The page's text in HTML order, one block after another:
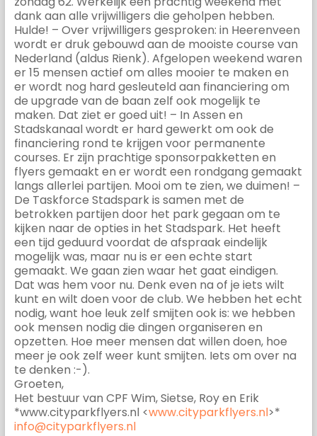
dank aan alle vrijwilligers die geholpen hebben.
Hulde! – Over vrijwilligers gesproken: in Heerenveen
wordt er druk gebouwd aan de mooiste course van
Nederland (aldus Rienk). Afgelopen weekend waren
er 15 mensen actief om alles mooier te maken en
er wordt nog hard gesleuteld aan financiering om
de upgrade van de baan zelf ook mogelijk te
maken. Dat ziet er goed uit! – In Assen en
Stadskanaal wordt er hard gewerkt om ook de
financiering rond te krijgen voor permanente
courses. Er zijn prachtige sponsorpakketten en
flyers gemaakt en er wordt een rondgang gemaakt
langs allerlei partijen. Mooi om te zien, we duimen! –
De Taskforce Stadspark is samen met de
betrokken partijen door het park gegaan om te
kijken naar de opties in het Stadspark. Het heeft
een tijd geduurd voordat de afspraak eindelijk
mogelijk was, maar nu is er een echte start
gemaakt. We gaan zien waar het gaat eindigen.
Dat was hem voor nu. Denk even na of je iets wilt
kunt en wilt doen voor de club. We hebben het echt
nodig, want hoe leuk zelf smijten ook is: we hebben
ook mensen nodig die dingen organiseren en
opzetten. Hoe meer mensen dat willen doen, hoe
meer je ook zelf weer kunt smijten. Iets om over na
te denken :-).
Groeten,
Het bestuur van CPF Wim, Sietse, Roy en Erik
*www.cityparkflyers.nl <www.cityparkflyers.nl>*
info@cityparkflyers.nl